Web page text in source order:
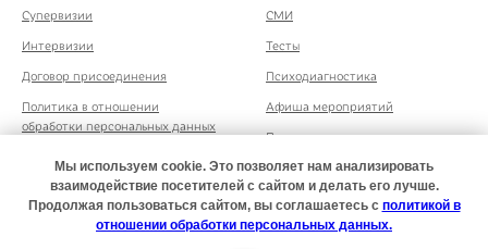
Супервизии
Интервизии
Договор присоединения
Политика в отношении
обработки персональных данных
персональных данных
СМИ
Тесты
Психодиагностика
Афиша мероприятий
Психологическая поддержка
Мы используем cookie. Это позволяет нам анализировать
взаимодействие посетителей с сайтом и делать его лучше.
Продолжая пользоваться сайтом, вы соглашаетесь с политикой в
отношении обработки персональных данных.